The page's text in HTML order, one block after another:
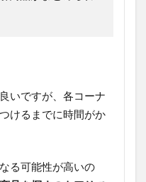
いですが、各コーナ
けるまでに時間がか
る可能性が高いの